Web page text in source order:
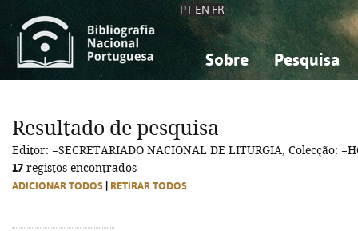
PT EN FR
Sobre Pesquisa
Ciências sociais...
Arte, desporto...
Ciências sociais...
Arte, desporto...
Resultado de pesquisa
Editor: =SECRETARIADO NACIONAL DE LITURGIA, Colecção:
17 registos encontrados
ADICIONAR TODOS RETIRAR TODOS